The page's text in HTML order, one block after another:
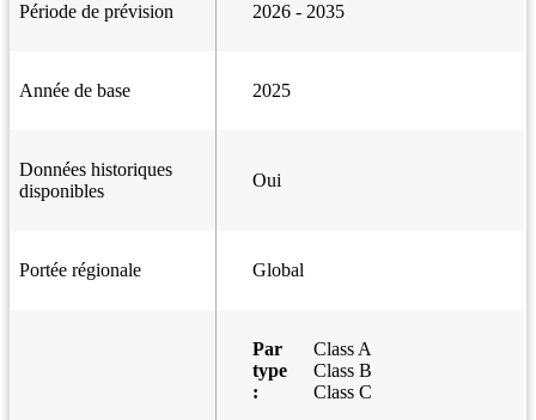
Période de prévision 2026 - 2035
Année de base 2025
Données historiques
disponibles
Oui
Portée régionale Global
Par
type
:
Class A
Class B
Class C